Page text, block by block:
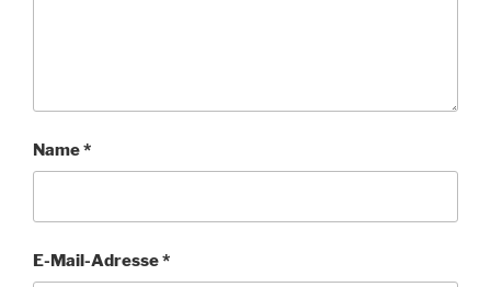
Name*
E-Mail-Adresse*